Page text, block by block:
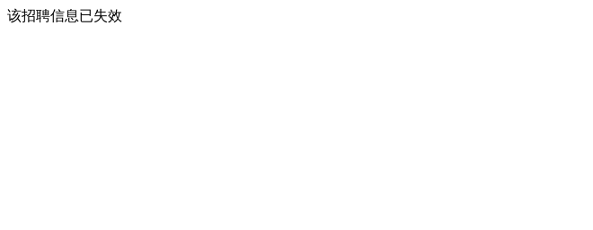
该招聘信息已失效